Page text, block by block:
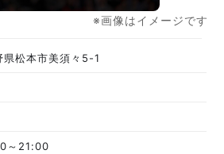
※画像はイメージです
県松本市美須々5-1
～21:00